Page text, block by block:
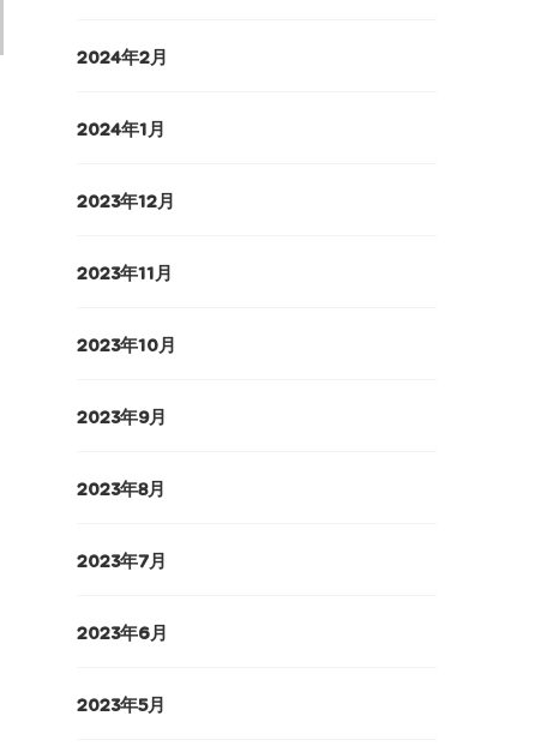
2024年2月
2024年1月
2023年12月
2023年11月
2023年10月
2023年9月
2023年8月
2023年7月
2023年6月
2023年5月